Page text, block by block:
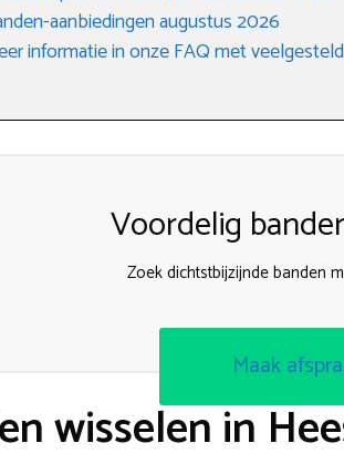
aanbiedingen augustus 2026
informatie in onze FAQ met
Voordelig
Zoek dichtstbijzijnde banden
Maak
wisselen in